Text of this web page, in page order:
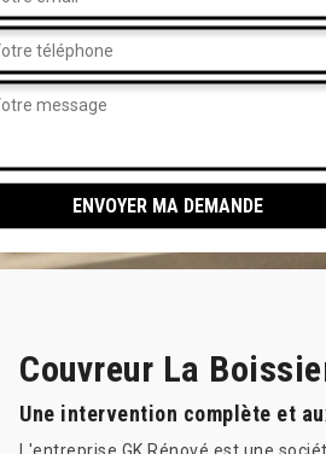
Couvreur La
Une intervention complète et